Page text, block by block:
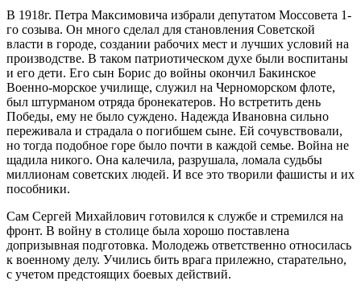
В 1918г. Петра Максимовича избрали депутатом Моссовета 1-
го созыва. Он много сделал для становления Советской
власти в городе, создании рабочих мест и лучших условий на
производстве. В таком патриотическом духе были воспитаны
и его дети. Его сын Борис до войны окончил Бакинское
Военно-морское училище, служил на Черноморском флоте,
был штурманом отряда бронекатеров. Но встретить день
Победы, ему не было суждено. Надежда Ивановна сильно
переживала и страдала о погибшем сыне. Ей сочувствовали,
но тогда подобное горе было почти в каждой семье. Война не
щадила никого. Она калечила, разрушала, ломала судьбы
миллионам советских людей. И все это творили фашисты и их
пособники.
Сам Сергей Михайлович готовился к службе и стремился на
фронт. В войну в столице была хорошо поставлена
допризывная подготовка. Молодежь ответственно относилась
к военному делу. Учились бить врага прилежно, старательно,
с учетом предстоящих боевых действий.